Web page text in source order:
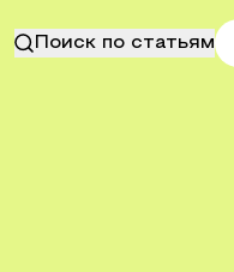
Поиск по статьям